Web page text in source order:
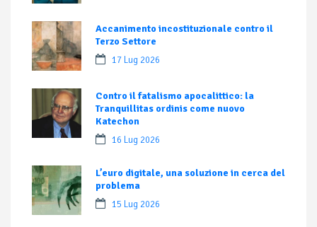
Accanimento incostituzionale contro il
Terzo Settore
17 Lug 2026
Contro il fatalismo apocalittico: la
Tranquillitas ordinis come nuovo
Katechon
16 Lug 2026
L’euro digitale, una soluzione in cerca del
problema
15 Lug 2026